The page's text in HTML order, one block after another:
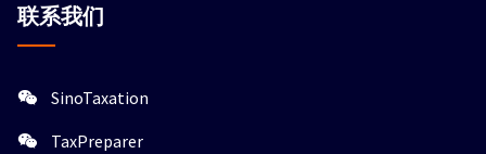
联系我们
SinoTaxation
TaxPreparer